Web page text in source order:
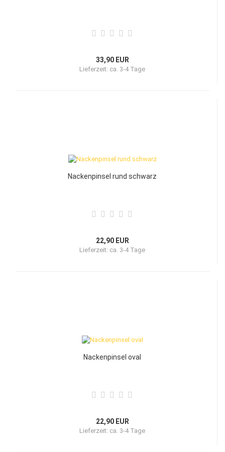
33,90 EUR
Lieferzeit: ca. 3-4 Tage
Nackenpinsel rund schwarz
22,90 EUR
Lieferzeit: ca. 3-4 Tage
Nackenpinsel oval
22,90 EUR
Lieferzeit: ca. 3-4 Tage